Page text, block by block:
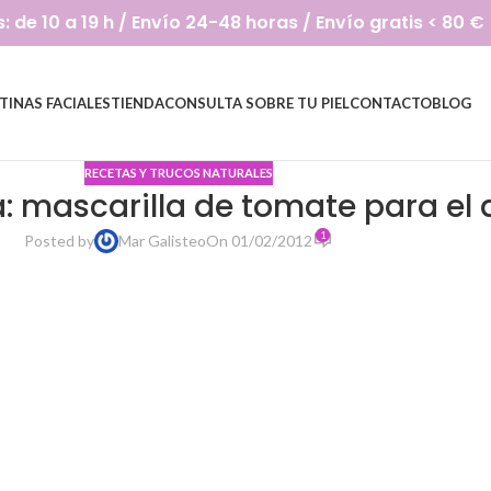
10 a 19 h / Envío 24-48 horas / Envío gratis < 80 €
FACIALESTIENDACONSULTA SOBRE TU PIELCONTACTOBLOG
RECETAS Y TRUCOS NATURALES
mascarilla de tomate para el
Posted by Mar GalisteoOn 01/02/2012 1